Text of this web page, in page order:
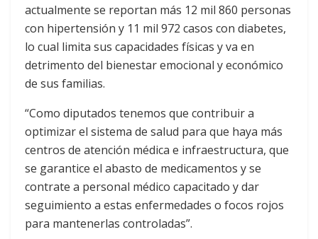
actualmente se reportan más 12 mil 860 personas
con hipertensión y 11 mil 972 casos con diabetes,
lo cual limita sus capacidades físicas y va en
detrimento del bienestar emocional y económico
de sus familias.
“Como diputados tenemos que contribuir a
optimizar el sistema de salud para que haya más
centros de atención médica e infraestructura, que
se garantice el abasto de medicamentos y se
contrate a personal médico capacitado y dar
seguimiento a estas enfermedades o focos rojos
para mantenerlas controladas”.